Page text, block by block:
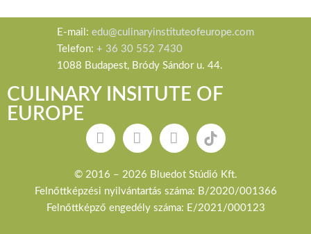
E-mail: edu@culinaryinstituteofeurope.com
Telefon: + 36 30 552 7430
1088 Budapest, Bródy Sándor u. 44.
CULINARY INSITUTE OF
EUROPE
© 2016 – 2026 Bluedot Stúdió Kft.
Felnőttképzési nyilvántartás száma: B/2020/001366
Felnőttképző engedély száma: E/2021/000123